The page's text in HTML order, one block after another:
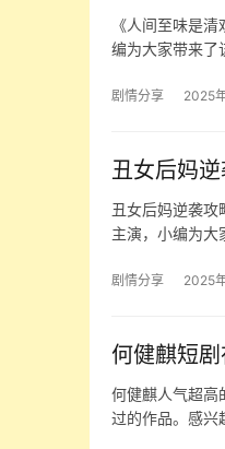
《人间至味是
编为大家带来了
剧情分享 2025
丑女后妈
丑女后妈逆袭攻
主演，小编为
剧情分享 2025
何健麒短
何健麒人气超高
过的作品。感兴